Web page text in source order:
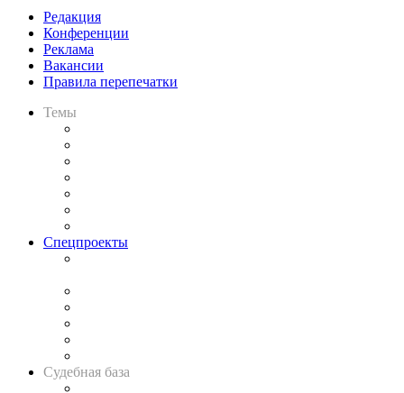
Редакция
Конференции
Реклама
Вакансии
Правила перепечатки
Темы
Спецпроекты
Судебная база